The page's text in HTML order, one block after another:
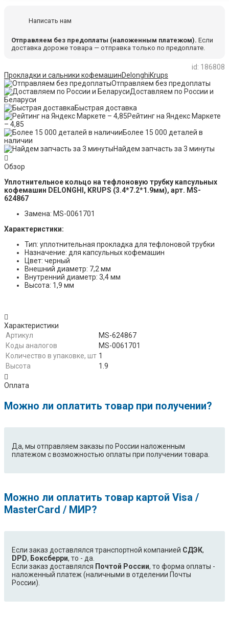
Написать нам
Отправляем без предоплаты (наложенным платежом). Если
доставка дороже товара — отправка только по предоплате.
id: 186808
Прокладки и сальники кофемашинDelonghiKrups
Отправляем без предоплаты
Доставляем по России и
Беларуси
Быстрая доставка
Рейтинг на Яндекс Маркете
– 4,85
Более 15 000 деталей в
наличии
Найдем запчасть за 3 минуты
Обзор
Уплотнительное кольцо на тефлоновую трубку капсульных
кофемашин DELONGHI, KRUPS (3.4*7.2*1.9мм), арт. MS-
624867
Замена: MS-0061701
Характеристики:
Тип: уплотнительная прокладка для тефлоновой трубки
Назначение: для капсульных кофемашин
Цвет: черный
Внешний диаметр: 7,2 мм
Внутренний диаметр: 3,4 мм
Высота: 1,9 мм
Характеристики
Артикул
MS-624867
Коды аналогов
MS-0061701
Количество в упаковке, шт 1
Высота
1.9
Оплата
Можно ли оплатить товар при получении?
Да, мы отправляем заказы по России наложенным
платежом с возможностью оплаты при получении товара.
Можно ли оплатить товар картой Visa /
MasterCard / МИР?
Если заказ доставлялся транспортной компанией СДЭК,
DPD, Боксберри, то - да.
Если заказ доставлялся Почтой России, то форма оплаты -
наложенный платеж (наличными в отделении Почты
России).